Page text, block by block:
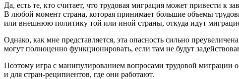
Да, есть те, кто считает, что трудовая миграция может привести к
В любой момент страна, которая принимает большие объемы
или внешнюю политику той или иной страны, откуда идут
Однако, как мне представляется, эта опасность сильно
могут полноценно функционировать, если там не будут
Поэтому игра с манипулированием вопросами трудовой миграции
и для стран-реципиентов, где они работают.